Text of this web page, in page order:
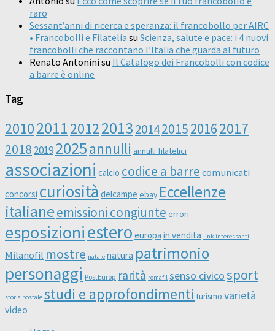
raro
Sessant’anni di ricerca e speranza: il francobollo per AIRC
• Francobolli e Filatelia su Scienza, salute e pace: i 4 nuovi
francobolli che raccontano l’Italia che guarda al futuro
Renato Antonini su Il Catalogo dei Francobolli con codice
a barre è online
Tag
20102011201220132014201520162017
2018 20192025annulli annulli filatelici
associazioni calcio codice a barre comunicati
concorsi curiosità delcampe ebay Eccellenze
italianeemissioni congiunte errori
esposizioniestero europa in vendita link interessanti
Milanofil mostre natale natura patrimonio
personaggi PostEurop rarità romafil senso civicosport
storia postale studi e approfondimenti turismo varietà
video